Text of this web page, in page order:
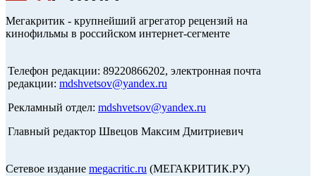
Мегакритик - крупнейший агрегатор рецензий на
кинофильмы в российском интернет-сегменте
Телефон редакции: 89220866202, электронная почта
редакции: mdshvetsov@yandex.ru
Рекламный отдел: mdshvetsov@yandex.ru
Главный редактор Швецов Максим Дмитриевич
Сетевое издание megacritic.ru (МЕГАКРИТИК.РУ)